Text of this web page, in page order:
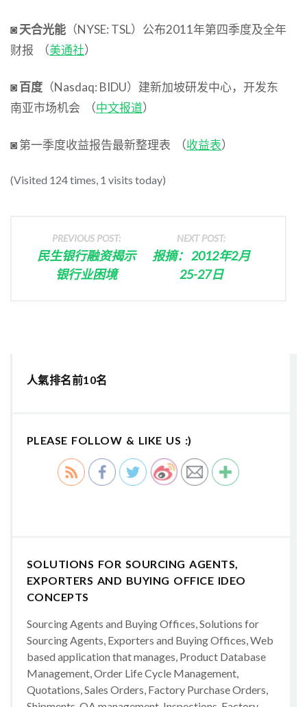
◙天合光能 （NYSE: TSL）公布2011年第四季度及全年
财报 （美通社）
◙百度 （Nasdaq: BIDU）建新加坡研发中心，开发东
南亚市场机会 （中文报道）
◙ 第一季度收益报告最新整理表 （收益表）
(Visited 124 times, 1 visits today)
PREVIOUS POST:
民生银行融资揭示
银行业困境
NEXT POST:
报摘： 2012年2月
25-27日
人氣排名前10名
PLEASE FOLLOW & LIKE US :)
SOLUTIONS FOR SOURCING AGENTS,
EXPORTERS AND BUYING OFFICE IDEO
CONCEPTS
Sourcing Agents and Buying Offices, Solutions for
Sourcing Agents, Exporters and Buying Offices, Web
based application that manages, Product Database
Management, Order Life Cycle Management,
Quotations, Sales Orders, Factory Purchase Orders,